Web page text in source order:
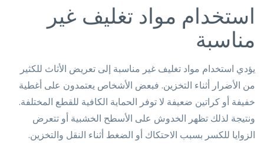
استخدام مواد تغليف غير
مناسبة
يؤدي استخدام مواد تغليف غير مناسبة إلى تعريض الأثاث للكثير
من الأضرار أثناء التخزين. فبعض الأشخاص يعتمدون على أغطية
خفيفة أو كراتين ضعيفة لا توفر الحماية الكافية للقطع المختلفة.
ونتيجة لذلك تظهر الخدوش على الأسطح الخشبية أو تتعرض
الزوايا للكسر بسبب الاحتكاك أو الضغط أثناء النقل والتخزين.